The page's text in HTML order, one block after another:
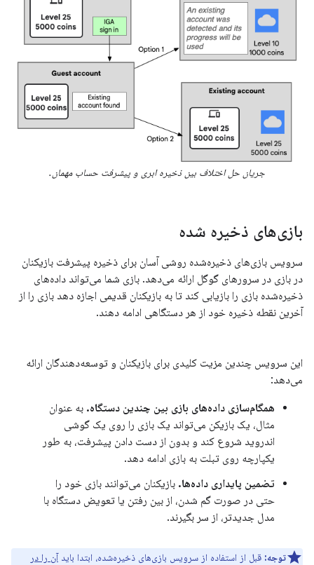
جریان حل اختلاف بین ذخیره ابری و پیشرفت حساب مهمان.
بازی‌های ذخیره شده
سرویس بازی‌های ذخیره‌شده روشی آسان برای ذخیره پیشرفت بازیکنان
در بازی در سرورهای گوگل ارائه می‌دهد. بازی شما می‌تواند داده‌های
ذخیره‌شده بازی را بازیابی کند تا به بازیکنان قدیمی اجازه دهد بازی را از
آخرین نقطه ذخیره خود از هر دستگاهی ادامه دهند.
این سرویس چندین مزیت کلیدی برای بازیکنان و توسعه‌دهندگان ارائه
می‌دهد:
همگام‌سازی داده‌های بازی بین چندین دستگاه. به عنوان
مثال، یک بازیکن می‌تواند یک بازی را روی یک گوشی
اندروید شروع کند و بدون از دست دادن پیشرفت، به طور
یکپارچه روی تبلت به بازی ادامه دهد.
تضمین پایداری داده‌ها. بازیکنان می‌توانند بازی خود را
حتی در صورت گم شدن، از بین رفتن یا تعویض دستگاه با
مدل جدیدتر، از سر بگیرند.
توجه: قبل از استفاده از سرویس بازی‌های ذخیره‌شده، ابتدا بایدآن را در